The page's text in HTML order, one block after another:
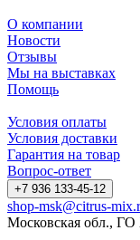
О компании
Новости
Отзывы
Мы на выставках
Помощь
Условия оплаты
Условия доставки
Гарантия на товар
Вопрос-ответ
+7 936 133-45-12
shop-msk@citrus-
Московская обл.,